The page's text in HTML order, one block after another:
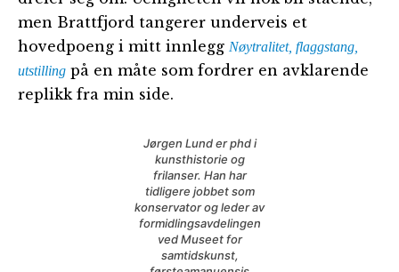
men Brattfjord tangerer underveis et
hovedpoeng i mitt innlegg Nøytralitet, flaggstang,
utstilling på en måte som fordrer en avklarende
replikk fra min side.
Jørgen Lund er phd i
kunsthistorie og
frilanser. Han har
tidligere jobbet som
konservator og leder av
formidlingsavdelingen
ved Museet for
samtidskunst,